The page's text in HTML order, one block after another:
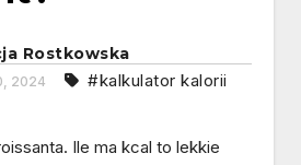
Rostkowska
2024 #kalkulator kalorii